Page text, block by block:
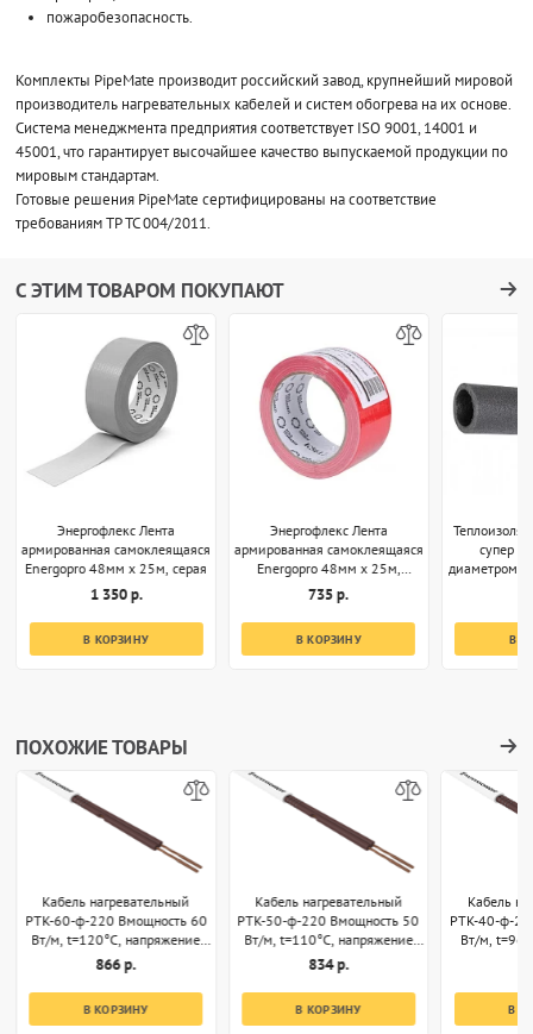
пожаробезопасность.
Комплекты PipeMate производит российский завод, крупнейший мировой
производитель нагревательных кабелей и систем обогрева на их основе.
Система менеджмента предприятия соответствует ISO 9001, 14001 и
45001, что гарантирует высочайшее качество выпускаемой продукции по
мировым стандартам.
Готовые решения PipeMate сертифицированы на соответствие
требованиям ТР ТС 004/2011.
С ЭТИМ ТОВАРОМ ПОКУПАЮТ
Энергофлекс Лента
армированная самоклеящаяся
Energopro 48мм х 25м, серая
1 350 р.
В КОРЗИНУ
Энергофлекс Лента
армированная самоклеящаяся
Energopro 48мм х 25м,
красная
735 р.
В КОРЗИНУ
супер
диаметром
В
ПОХОЖИЕ ТОВАРЫ
Кабель нагревательный
РТК-60-ф-220 Вмощность 60
Вт/м, t=120°С, напряжение
220В, секции 1м
866 р.
В КОРЗИНУ
Кабель нагревательный
РТК-50-ф-220 Вмощность 50
Вт/м, t=110°С, напряжение
220В, секции 1м
834 р.
В КОРЗИНУ
Кабель
РТК-40-ф-
Вт/м,
В